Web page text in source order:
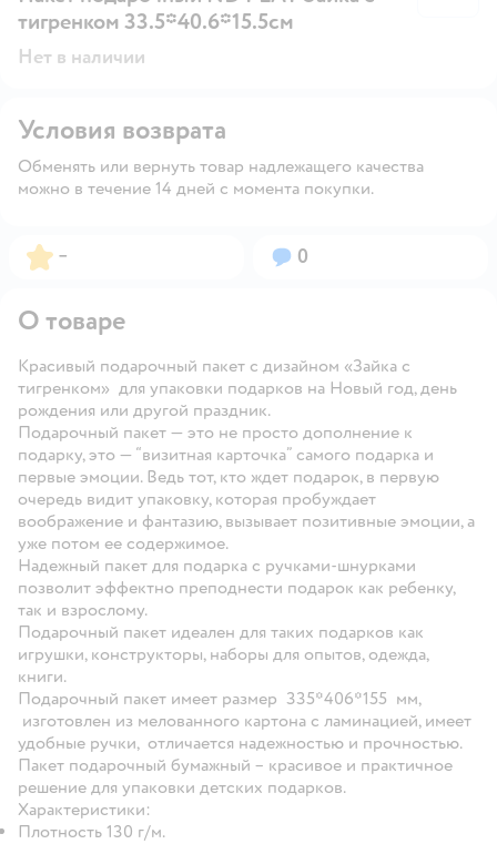
тигренком 33.5*40.6*15.5см
Нет в наличии
Условия возврата
Обменять или вернуть товар надлежащего качества
можно в течение 14 дней с момента покупки.
Рейтинг:
– Вопросов:
0
О товаре
Красивый подарочный пакет с дизайном «Зайка с
тигренком» для упаковки подарков на Новый год, день
рождения или другой праздник.
Подарочный пакет — это не просто дополнение к
подарку, это — “визитная карточка” самого подарка и
первые эмоции. Ведь тот, кто ждет подарок, в первую
очередь видит упаковку, которая пробуждает
воображение и фантазию, вызывает позитивные эмоции, а
уже потом ее содержимое.
Надежный пакет для подарка с ручками-шнурками
позволит эффектно преподнести подарок как ребенку,
так и взрослому.
Подарочный пакет идеален для таких подарков как
игрушки, конструкторы, наборы для опытов, одежда,
книги.
Подарочный пакет имеет размер 335*406*155 мм,
изготовлен из мелованного картона с ламинацией, имеет
удобные ручки, отличается надежностью и прочностью.
Пакет подарочный бумажный – красивое и практичное
решение для упаковки детских подарков.
Характеристики:
Плотность 130 г/м.